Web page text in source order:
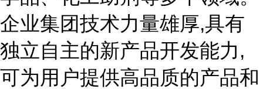
企业集团技术力量雄厚,具有
独立自主的新产品开发能力,
可为用户提供高品质的产品和